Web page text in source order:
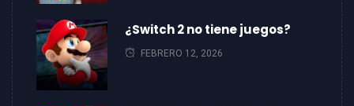
¿Switch 2 no tiene juegos?
FEBRERO 12, 2026